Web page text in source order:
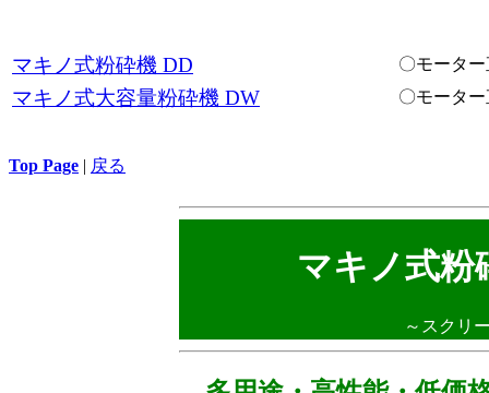
マキノ式粉砕機 DD 〇モータ
マキノ式大容量粉砕機 DW 〇モーター
Top Page | 戻る
マキノ式
～スクリ